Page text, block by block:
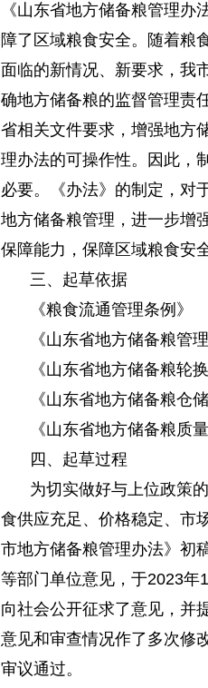
《山东省地方储备粮管理
障了区域粮食安全。随着粮
面临的新情况、新要求，我
确地方储备粮的监督管理责
省相关文件要求，增强地方
理办法的可操作性。因此，
必要。《办法》的制定，对
地方储备粮管理，进一步增
保障能力，保障区域粮食安
三、起草依据
《粮食流通管理条例》
《山东省地方储备粮管理
《山东省地方储备粮轮
《山东省地方储备粮仓
《山东省地方储备粮质
四、起草过程
为切实做好与上位政策
食供应充足、价格稳定、市
市地方储备粮管理办法》初
等部门单位意见，于2023年
向社会公开征求了意见，并
意见和审查情况作了多次修
审议通过。